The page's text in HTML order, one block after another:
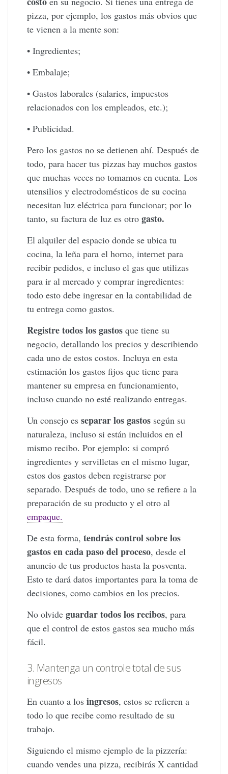
pizza, por ejemplo, los gastos más obvios que
te vienen a la mente son:
• Ingredientes;
• Embalaje;
• Gastos laborales (salaries, impuestos
relacionados con los empleados, etc.);
• Publicidad.
Pero los gastos no se detienen ahí. Después de
todo, para hacer tus pizzas hay muchos gastos
que muchas veces no tomamos en cuenta. Los
utensilios y electrodomésticos de su cocina
necesitan luz eléctrica para funcionar; por lo
tanto, su factura de luz es otrogasto.
El alquiler del espacio donde se ubica tu
cocina, la leña para el horno, internet para
recibir pedidos, e incluso el gas que utilizas
para ir al mercado y comprar ingredientes:
todo esto debe ingresar en la contabilidad de
tu entrega como gastos.
Registre todos los gastos que tiene su
negocio, detallando los precios y describiendo
cada uno de estos costos. Incluya en esta
estimación los gastos fijos que tiene para
mantener su empresa en funcionamiento,
incluso cuando no esté realizando entregas.
Un consejo esseparar los gastos según su
naturaleza, incluso si están incluidos en el
mismo recibo. Por ejemplo: si compró
ingredientes y servilletas en el mismo lugar,
estos dos gastos deben registrarse por
separado. Después de todo, uno se refiere a la
preparación de su producto y el otro al
empaque.
De esta forma,tendrás control sobre los
gastos en cada paso del proceso, desde el
anuncio de tus productos hasta la posventa.
Esto te dará datos importantes para la toma de
decisiones, como cambios en los precios.
No olvideguardar todos los recibos, para
que el control de estos gastos sea mucho más
fácil.
3. Mantenga un controle total de sus
ingresos
En cuanto a losingresos, estos se refieren a
todo lo que recibe como resultado de su
trabajo.
Siguiendo el mismo ejemplo de la pizzería:
cuando vendes una pizza, recibirás X cantidad